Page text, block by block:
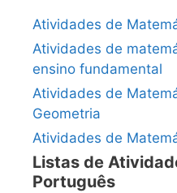
Atividades de
Atividades de
ensino fundamental
Atividades de
Geometria
Atividades de
Listas de
Português